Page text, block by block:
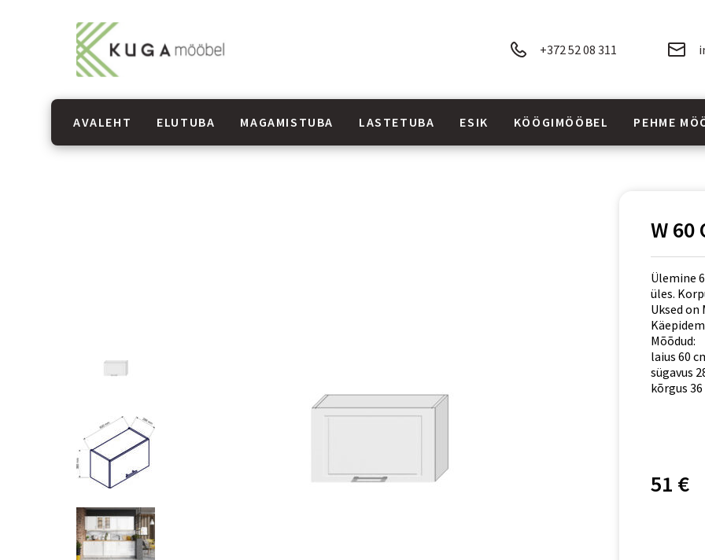
+372 52 08 311
AVALEHT ELUTUBA MAGAMISTUBA LASTETUBA ESIK KÖÖGIMÖÖBEL PEHME
W 60
Ülemine
üles.
Uksed on
Mõõdud:
laius 60
sügavus
kõrgus 36
51 €